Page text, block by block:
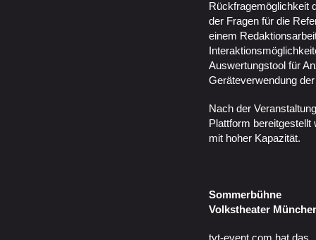
Rückfragemöglichkeit
der Fragen für die
einem
Auswertungstool für
Geräteverwendung der
Nach der
Plattform
mit hoher Kapazität.
Sommerbühne
Volkstheater